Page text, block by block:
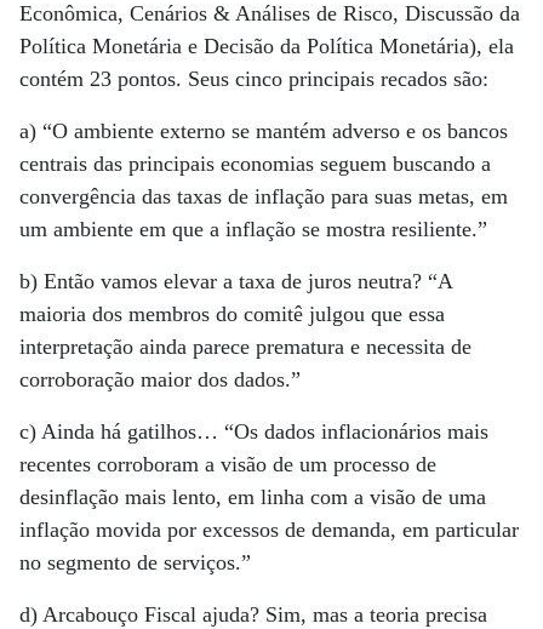
Econômica, Cenários & Análises de Risco, Discussão da
Política Monetária e Decisão da Política Monetária), ela
contém 23 pontos. Seus cinco principais recados são:
a) “O ambiente externo se mantém adverso e os bancos
centrais das principais economias seguem buscando a
convergência das taxas de inflação para suas metas, em
um ambiente em que a inflação se mostra resiliente.”
b) Então vamos elevar a taxa de juros neutra? “A
maioria dos membros do comitê julgou que essa
interpretação ainda parece prematura e necessita de
corroboração maior dos dados.”
c) Ainda há gatilhos… “Os dados inflacionários mais
recentes corroboram a visão de um processo de
desinflação mais lento, em linha com a visão de uma
inflação movida por excessos de demanda, em particular
no segmento de serviços.”
d) Arcabouço Fiscal ajuda? Sim, mas a teoria precisa